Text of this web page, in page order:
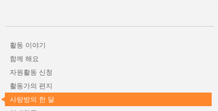
활동 이야기
함께 해요
자원활동 신청
활동가의 편지
사랑방의 한 달